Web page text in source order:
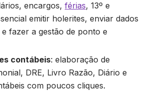
encargos, férias, 13º e
emitir holerites, enviar dados
fazer a gestão de ponto e
contábeis: elaboração de
DRE, Livro Razão, Diário e
com poucos cliques.